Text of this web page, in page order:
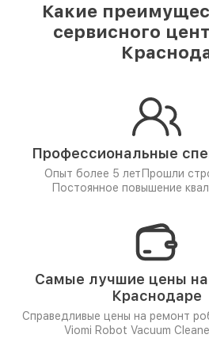
Какие
сервисного
Профессиональные
Опыт более 5 лет Прошли
Постоянное повышение
Самые лучшие цены на
Краснодаре
Справедливые цены на ремонт
Viomi Robot Vacuum